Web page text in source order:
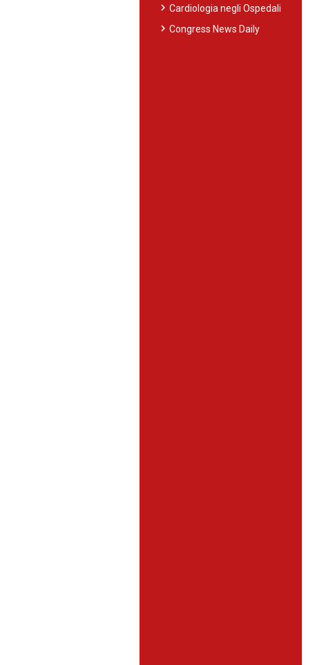
chevron_rightCardiologia negli Ospedali
chevron_rightCongress News Daily